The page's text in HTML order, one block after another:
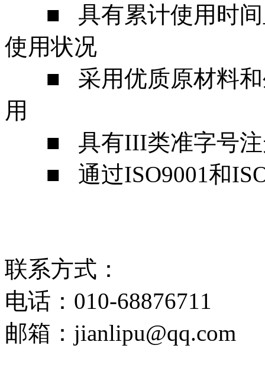
■ 具有累计使用时间
使用状况
■ 采用优质原材料和
用
■ 具有III类准字号注
■ 通过ISO9001和
联系方式：
电话：010-68876711
邮箱：jianlipu@qq.com